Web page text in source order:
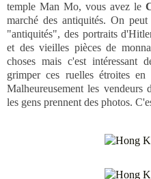
temple Man Mo, vous avez le
marché des antiquités. On
"antiquités", des portraits
et des vieilles pièces de
choses mais c'est intéressant
grimper ces ruelles étroites
Malheureusement les vendeurs
les gens prennent des photos.